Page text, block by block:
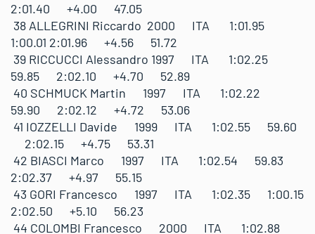
2:01.40 +4.00 47.05
38 ALLEGRINI Riccardo 2000 ITA 1:01.95
1:00.01 2:01.96 +4.56 51.72
39 RICCUCCI Alessandro 1997 ITA 1:02.25
59.85 2:02.10 +4.70 52.89
40 SCHMUCK Martin 1997 ITA 1:02.22
59.90 2:02.12 +4.72 53.06
41 IOZZELLI Davide 1999 ITA 1:02.55 59.60
2:02.15 +4.75 53.31
42 BIASCI Marco 1997 ITA 1:02.54 59.83
2:02.37 +4.97 55.15
43 GORI Francesco 1997 ITA 1:02.35 1:00.15
2:02.50 +5.10 56.23
44 COLOMBI Francesco 2000 ITA 1:02.88